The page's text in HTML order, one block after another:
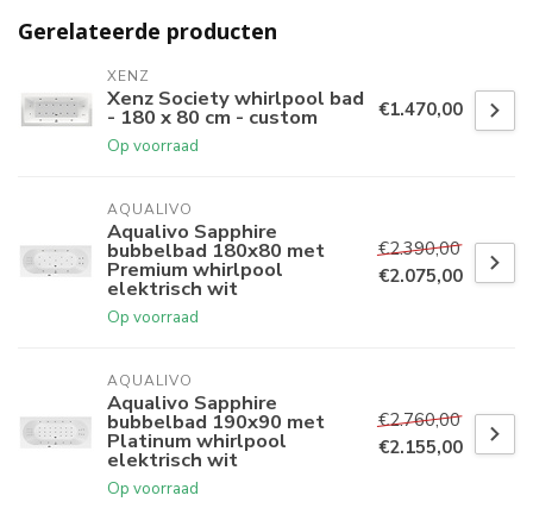
Gerelateerde producten
XENZ
Xenz Society whirlpool bad
- 180 x 80 cm - custom
Op voorraad
€1.470,00
AQUALIVO
Aqualivo Sapphire
bubbelbad 180x80 met
Premium whirlpool
elektrisch wit
Op voorraad
€2.390,00
€2.075,00
AQUALIVO
Aqualivo Sapphire
bubbelbad 190x90 met
Platinum whirlpool
elektrisch wit
Op voorraad
€2.760,00
€2.155,00